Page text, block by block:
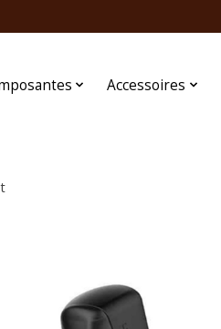
Accessoires